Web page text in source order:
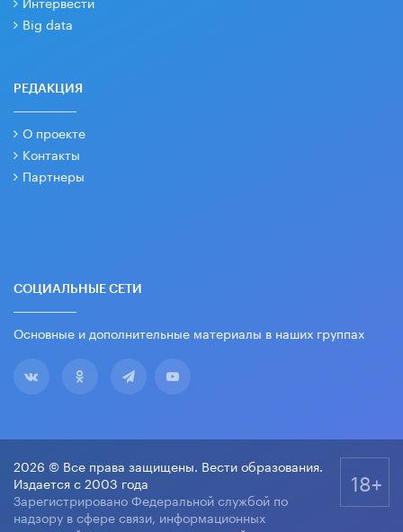
Big data
РЕДАКЦИЯ
О проекте
Контакты
Партнеры
СОЦИАЛЬНЫЕ СЕТИ
Основные и дополнительные материалы в наших группах
2026 © Все права защищены. Вести образования.
Издается с 2003 года
Зарегистрировано Федеральной службой по
надзору в сфере связи, информационных
18+